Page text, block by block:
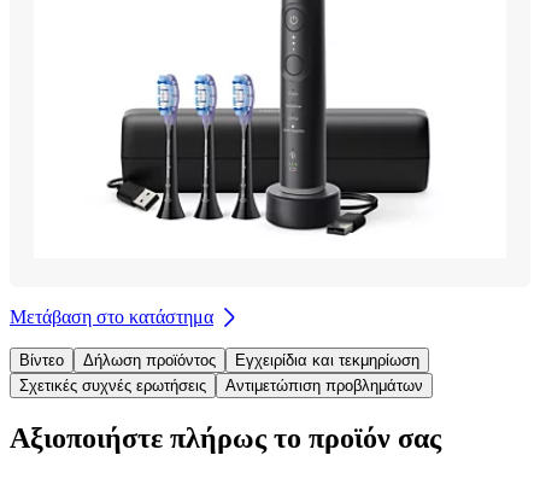
Μετάβαση στο κατάστημα
Βίντεο Δήλωση προϊόντος
Εγχειρίδια και τεκμηρίωση
Σχετικές συχνές ερωτήσεις
Αντιμετώπιση προβλημάτων
Αξιοποιήστε πλήρως το προϊόν σας